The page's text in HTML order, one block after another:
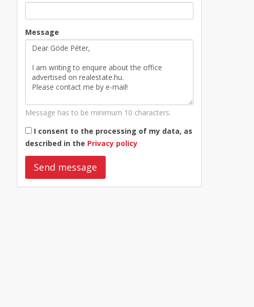
Message
Message has to be minimum 10 characters.
I consent to the processing of my data, as
described in the Privacy policy
Send message